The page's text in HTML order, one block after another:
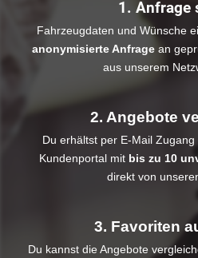
1. Anfrage
Fahrzeugdaten und Wünsche
anonymisierte Anfrage an
aus unserem
2. Angebote
Du erhältst per E-Mail
Kundenportal mit bis zu 10
direkt von
3. Favoriten
Du kannst die Angebote